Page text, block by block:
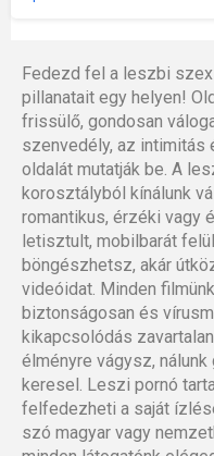
Fedezd fel a leszbi
pillanatait egy helyen!
frissülő, gondosan
szenvedély, az
oldalát mutatják be. A
korosztályból kínálunk
romantikus, érzéki vagy
letisztult, mobilbarát
böngészhetsz, akár
videóidat. Minden
biztonságosan és
kikapcsolódás
élményre vágysz,
keresel. Leszi pornó
felfedezheti a saját
szó magyar vagy